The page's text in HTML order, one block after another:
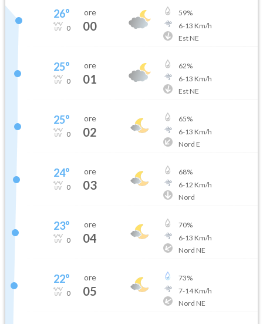
26°
0
ore
00
59%
6-13 Km/h
Est NE
25°
0
ore
01
62%
6-13 Km/h
Est NE
25°
0
ore
02
65%
6-13 Km/h
Nord E
24°
0
ore
03
68%
6-12 Km/h
Nord
23°
0
ore
04
70%
6-13 Km/h
Nord NE
22°
0
ore
05
73%
7-14Km/h
Nord NE